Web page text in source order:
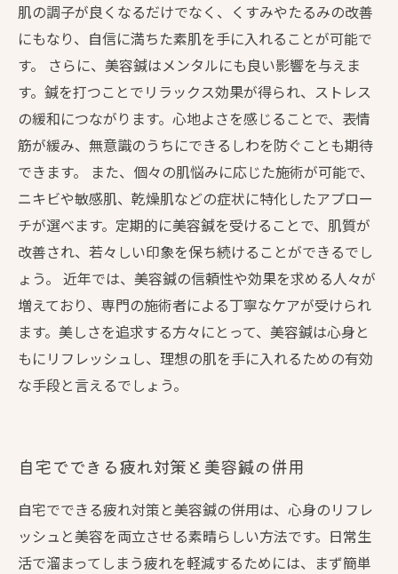
肌の調子が良くなるだけでなく、くすみやたるみの改善
にもなり、自信に満ちた素肌を手に入れることが可能で
す。 さらに、美容鍼はメンタルにも良い影響を与えま
す。鍼を打つことでリラックス効果が得られ、ストレス
の緩和につながります。心地よさを感じることで、表情
筋が緩み、無意識のうちにできるしわを防ぐことも期待
できます。 また、個々の肌悩みに応じた施術が可能で、
ニキビや敏感肌、乾燥肌などの症状に特化したアプロー
チが選べます。定期的に美容鍼を受けることで、肌質が
改善され、若々しい印象を保ち続けることができるでし
ょう。 近年では、美容鍼の信頼性や効果を求める人々が
増えており、専門の施術者による丁寧なケアが受けられ
ます。美しさを追求する方々にとって、美容鍼は心身と
もにリフレッシュし、理想の肌を手に入れるための有効
な手段と言えるでしょう。
自宅でできる疲れ対策と美容鍼の併用
自宅でできる疲れ対策と美容鍼の併用は、心身のリフレ
ッシュと美容を両立させる素晴らしい方法です。日常生
活で溜まってしまう疲れを軽減するためには、まず簡単